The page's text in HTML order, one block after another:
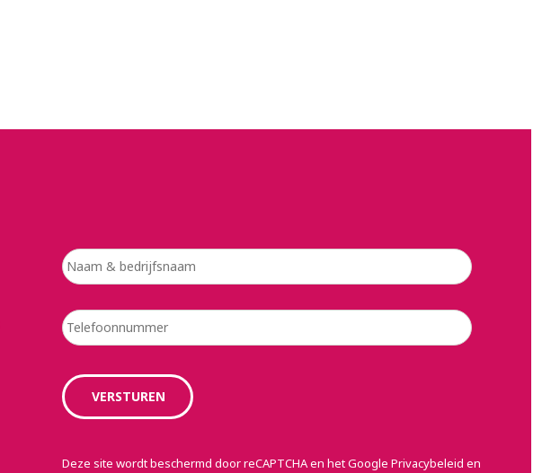
Deze site wordt beschermd door reCAPTCHA en het Google Privacybeleid en